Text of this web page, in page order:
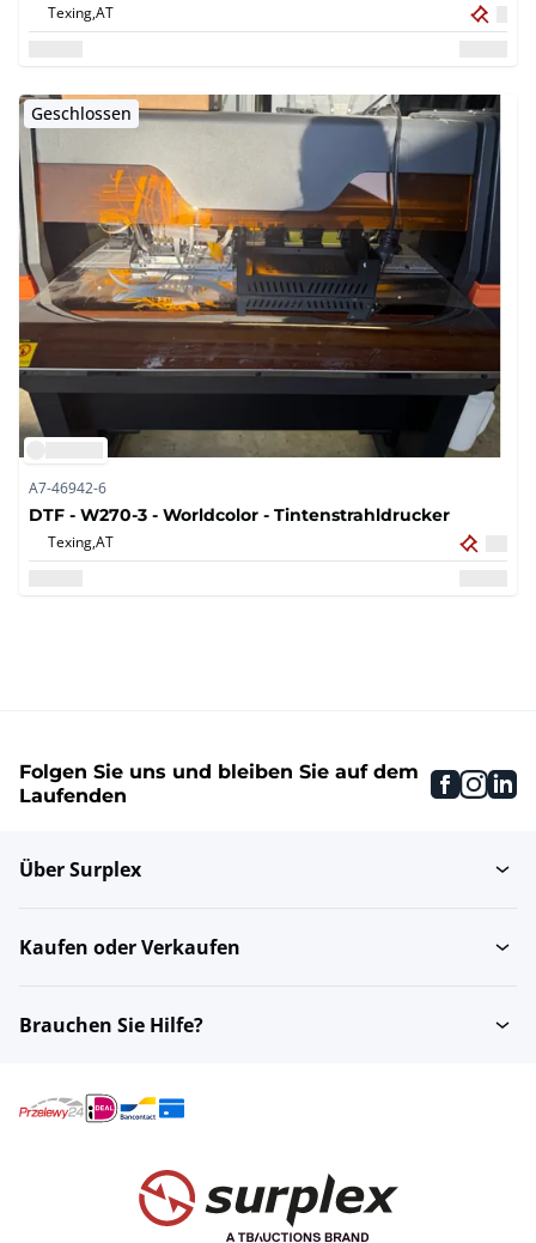
Texing,AT
Geschlossen
A7-46942-6
DTF - W270-3 - Worldcolor - Tintenstrahldrucker
Texing,AT
Folgen Sie uns und bleiben Sie auf dem
Laufenden
Über Surplex
Kaufen oder Verkaufen
Brauchen Sie Hilfe?